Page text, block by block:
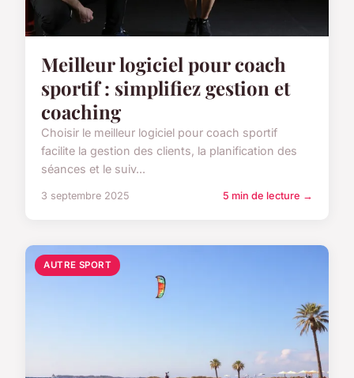
Meilleur logiciel pour coach
sportif : simplifiez gestion et
coaching
Choisir le meilleur logiciel pour coach sportif
facilite la gestion des clients, la planification des
séances et le suiv...
3 septembre 2025 5 min de lecture →
AUTRE SPORT